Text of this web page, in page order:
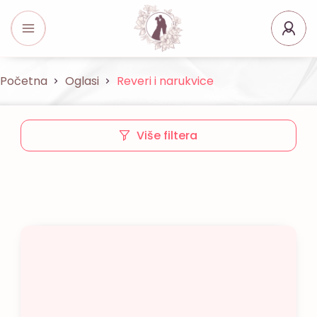
Početna Oglasi Reveri i narukvice
Više filtera